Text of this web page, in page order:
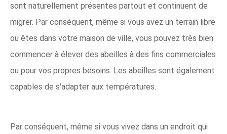
sont naturellement présentes partout et continuent de
migrer. Par conséquent, même si vous avez un terrain libre
ou êtes dans votre maison de ville, vous pouvez très bien
commencer à élever des abeilles à des fins commerciales
ou pour vos propres besoins. Les abeilles sont également
capables de s'adapter aux températures.
Par conséquent, même si vous vivez dans un endroit qui